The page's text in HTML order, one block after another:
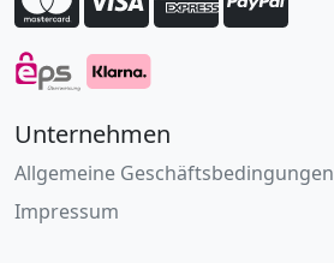
Unternehmen
Allgemeine Geschäftsbedingungen
Impressum